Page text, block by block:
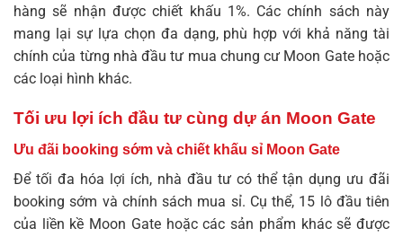
hàng sẽ nhận được chiết khấu 1%. Các chính sách này
mang lại sự lựa chọn đa dạng, phù hợp với khả năng tài
chính của từng nhà đầu tư mua chung cư Moon Gatehoặc
các loại hình khác.
Tối ưu lợi ích đầu tư cùng dự án Moon Gate
Ưu đãi booking sớm và chiết khấu sỉ Moon Gate
Để tối đa hóa lợi ích, nhà đầu tư có thể tận dụng ưu đãi
booking sớm và chính sách mua sỉ. Cụ thể, 15 lô đầu tiên
của liền kề Moon Gatehoặc các sản phẩm khác sẽ được